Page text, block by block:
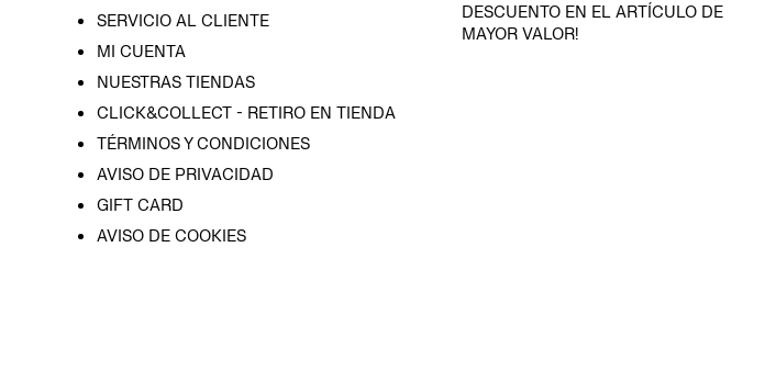
SERVICIO AL CLIENTE
MI CUENTA
NUESTRAS TIENDAS
CLICK&COLLECT - RETIRO EN TIENDA
TÉRMINOS Y CONDICIONES
AVISO DE PRIVACIDAD
GIFT CARD
AVISO DE COOKIES
DESCUENTO EN EL ARTÍCULO DE
MAYOR VALOR!